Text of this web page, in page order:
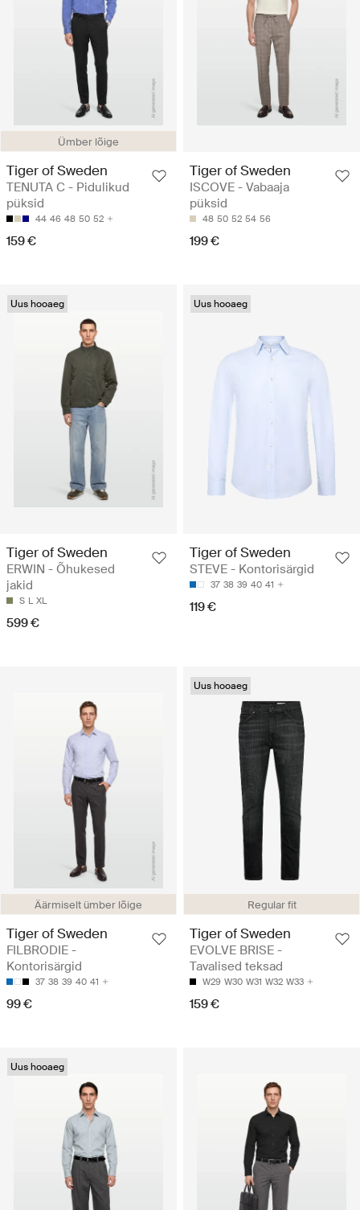
Ümber lõige
Tiger of Sweden
TENUTA C - Pidulikud
püksid
44 46 48 50 52
159 €
Tiger of Sweden
ISCOVE - Vabaaja
püksid
48 50 52 54 56
199 €
Uus hooaeg
Tiger of Sweden
ERWIN - Õhukesed
jakid
S L XL
599 €
Uus hooaeg
Tiger of Sweden
STEVE - Kontorisärgid
37 38 39 40 41
119 €
Äärmiselt ümber lõige
Tiger of Sweden
FILBRODIE -
Kontorisärgid
37 38 39 40 41
99 €
Regular fit
Uus hooaeg
Tiger of Sweden
EVOLVE BRISE -
Tavalised teksad
W29 W30 W31 W32 W33
159 €
Uus hooaeg